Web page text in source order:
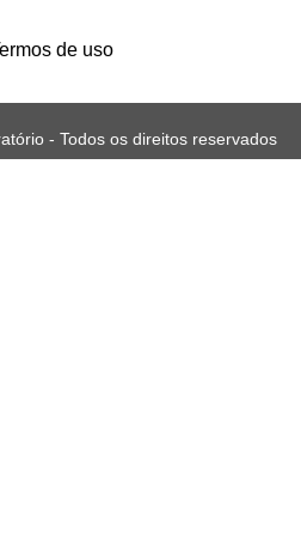
de uso
- Todos os direitos reservados